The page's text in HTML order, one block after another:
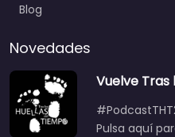
Blog
Novedades
Vuelve Tras
Pulsa aquí